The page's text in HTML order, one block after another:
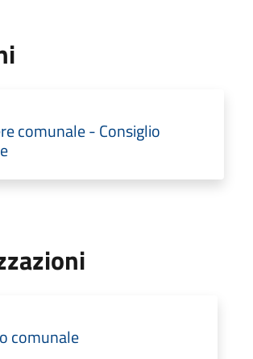
comunale - Consiglio
comunale